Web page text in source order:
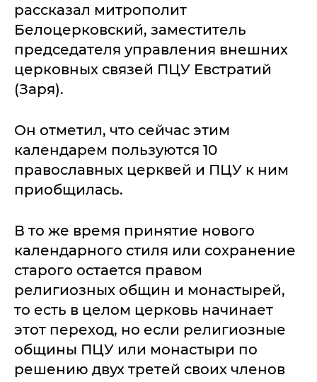
рассказал митрополит
Белоцерковский, заместитель
председателя управления внешних
церковных связей ПЦУ Евстратий
(Заря).
Он отметил, что сейчас этим
календарем пользуются 10
православных церквей и ПЦУ к ним
приобщилась.
В то же время принятие нового
календарного стиля или сохранение
старого остается правом
религиозных общин и монастырей,
то есть в целом церковь начинает
этот переход, но если религиозные
общины ПЦУ или монастыри по
решению двух третей своих членов